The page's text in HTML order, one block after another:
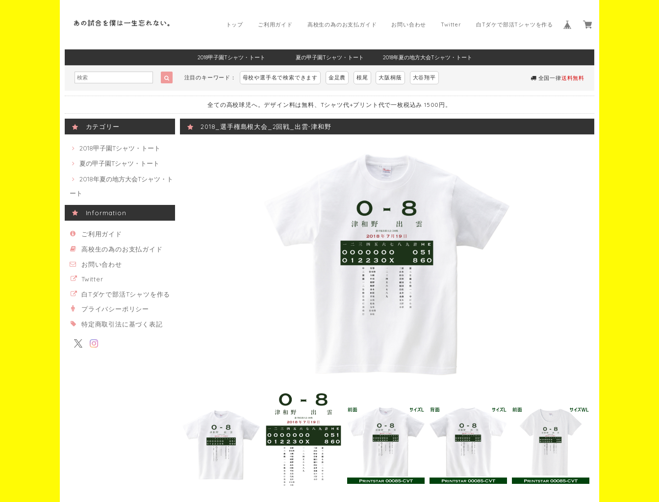
白Tダケで部活Tシャツを作る
Twitter
お問い合わせ
高校生の為のお支払ガイド
ご利用ガイド
トップ
2018甲子園Tシャツ・トート 夏の甲子園Tシャツ・トート 2018年夏の地方大会Tシャツ・トート
注目のキーワード： 母校や選手名で検索できます 金足農 根尾 大阪桐蔭 大谷翔平 全国一律送料無料
全ての高校球児へ。デザイン料は無料、Tシャツ代+プリント代で一枚税込み 1500円。
カテゴリー
2018甲子園Tシャツ・トート
夏の甲子園Tシャツ・トート
2018年夏の地方大会Tシャツ・ト
ート
Information
ご利用ガイド
高校生の為のお支払ガイド
お問い合わせ
Twitter
白Tダケで部活Tシャツを作る
プライバシーポリシー
特定商取引法に基づく表記
2018_選手権島根大会_2回戦_出雲-津和野